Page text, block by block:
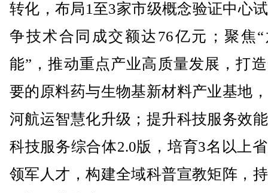
转化，布局1至3家市级概念验证中心
争技术合同成交额达76亿元；聚焦
能”，推动重点产业高质量发展，打
要的原料药与生物基新材料产业基地
河航运智慧化升级；提升科技服务效
科技服务综合体2.0版，培育3名以上
领军人才，构建全域科普宣教矩阵，